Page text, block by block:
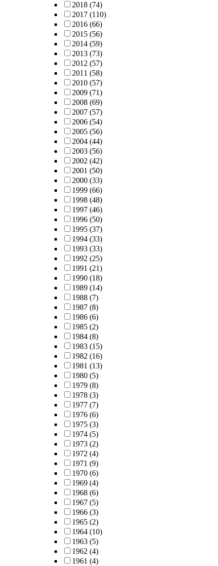
2018 (74)
2017 (110)
2016 (66)
2015 (56)
2014 (59)
2013 (73)
2012 (57)
2011 (58)
2010 (57)
2009 (71)
2008 (69)
2007 (57)
2006 (54)
2005 (56)
2004 (44)
2003 (56)
2002 (42)
2001 (50)
2000 (33)
1999 (66)
1998 (48)
1997 (46)
1996 (50)
1995 (37)
1994 (33)
1993 (33)
1992 (25)
1991 (21)
1990 (18)
1989 (14)
1988 (7)
1987 (8)
1986 (6)
1985 (2)
1984 (8)
1983 (15)
1982 (16)
1981 (13)
1980 (5)
1979 (8)
1978 (3)
1977 (7)
1976 (6)
1975 (3)
1974 (5)
1973 (2)
1972 (4)
1971 (9)
1970 (6)
1969 (4)
1968 (6)
1967 (5)
1966 (3)
1965 (2)
1964 (10)
1963 (5)
1962 (4)
1961 (4)